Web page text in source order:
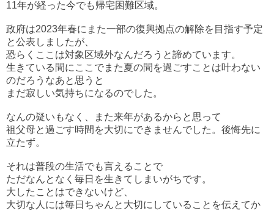
11年が経った今でも帰宅困難区域。
政府は2023年春にまた一部の復興拠点の解除を目指す予定
と公表しましたが、
恐らくここは対象区域外なんだろうと諦めています。
生きている間にここでまた夏の間を過ごすことは叶わない
のだろうなあと思うと
まだ寂しい気持ちになるのでした。
なんの疑いもなく、また来年があるからと思って
祖父母と過ごす時間を大切にできませんでした。後悔先に
立たず。
それは普段の生活でも言えることで
ただなんとなく毎日を生きてしまいがちです。
大したことはできないけど、
大切な人には毎日ちゃんと大切にしていることを伝えてか